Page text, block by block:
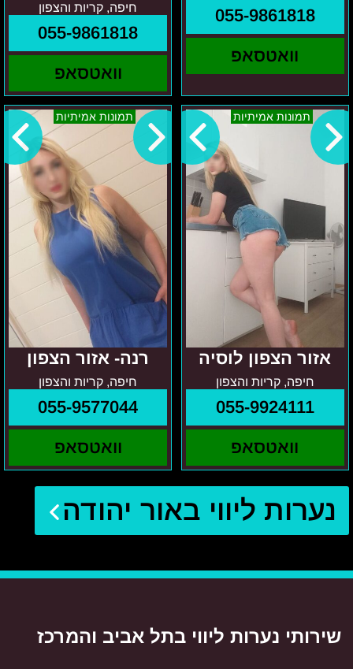
055-9861818
וואטסאפ
חיפה, קריות והצפון
055-9861818
וואטסאפ
תמונות אמיתיות
אזור הצפון לוסיה
חיפה, קריות והצפון
055-9924111
וואטסאפ
אזור
הצפון
תמונות אמיתיות
רנה- אזור הצפון
חיפה, קריות והצפון
055-9577044
וואטסאפ
רנה-
אזור
הצפון
נערות ליווי באור יהודה
שירותי נערות ליווי בתל אביב והמרכז